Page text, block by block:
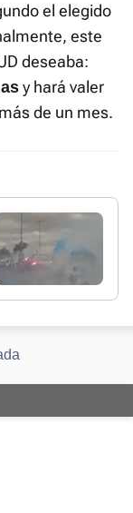
el elegido
este
deseaba:
y hará valer
de un mes.